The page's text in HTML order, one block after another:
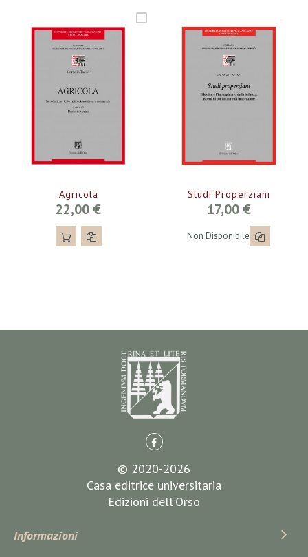
Agricola
22,00 €
Studi Properziani
17,00 €
Non Disponibile
© 2020-2026
Casa editrice universitaria
Edizioni dell'Orso
Informazioni